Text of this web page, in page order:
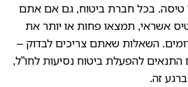
טיסה. בכל חברת ביטוח, גם אם אתם
אשראי, תמצאו פחות או יותר את
השאלות שאתם צריכים לבדוק –
להפעלת ביטוח נסיעות לחו”ל,
זה.